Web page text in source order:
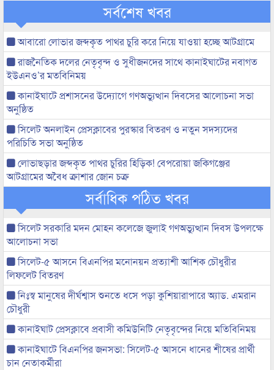
সর্বশেষ খবর
আবারো লোভার জব্দকৃত পাথর চুরি করে নিয়ে যাওয়া হচ্ছে আটগ্রামে
রাজনৈতিক দলের নেতৃবৃন্দ ও সুধীজনদের সাথে কানাইঘাটের নবাগত
ইউএনও’র মতবিনিময়
কানাইঘাটে প্রশাসনের উদ্যোগে গণঅভ্যুত্থান দিবসের আলোচনা সভা
অনুষ্ঠিত
সিলেট অনলাইন প্রেসক্লাবের পুরস্কার বিতরণ ও নতুন সদস্যদের
পরিচিতি সভা অনুষ্ঠিত
লোভাছড়ার জব্দকৃত পাথর চুরির হিড়িক! বেপরোয়া জকিগঞ্জের
আটগ্রামের অবৈধ ক্রাশার জোন চক্র
সর্বাধিক পঠিত খবর
সিলেট সরকারি মদন মোহন কলেজে জুলাই গণঅভ্যুত্থান দিবস উপলক্ষে
আলোচনা সভা
সিলেট-৫ আসনে বিএনপির মনোনয়ন প্রত্যাশী আশিক চৌধুরীর
লিফলেট বিতরণ
নিঃস্ব মানুষের দীর্ঘশ্বাস শুনতে ধসে পড়া কুশিয়ারাপারে অ্যাড. এমরান
চৌধুরী
কানাইঘাট প্রেসক্লাবে প্রবাসী কমিউনিটি নেতৃবৃন্দের নিয়ে মতিবিনিময়
কানাইঘাটে বিএনপির জনসভা: সিলেট-৫ আসনে ধানের শীষের প্রার্থী
চান নেতাকর্মীরা